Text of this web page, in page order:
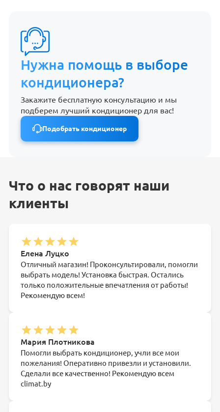
Нужна помощь в выборе
кондиционера?
Закажите бесплатную консультацию и мы
подберем лучший кондиционер для вас!
Подобрать кондиционер
Что о нас говорят наши
клиенты
Елена Луцко
Отличный магазин! Проконсультировали, помогли
выбрать модель! Установка быстрая. Остались
только положительные впечатления от работы!
Рекомендую всем!
Мария Плотникова
Помогли выбрать кондиционер, учли все мои
пожелания! Оперативно привезли и установили.
Сделали все качественно! Рекомендую всем
climat.by